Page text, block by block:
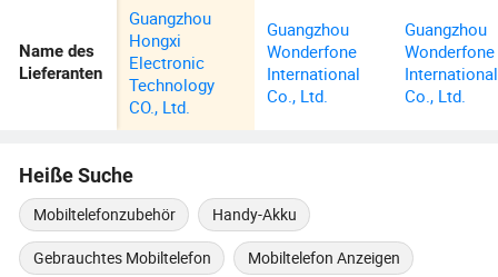
Name des
Lieferanten
Guangzhou
Hongxi
Electronic
Technology
CO., Ltd.
Guangzhou
Wonderfone
International
Co., Ltd.
Guangzhou
Wonderfone
International
Co., Ltd.
Heiße Suche
Mobiltelefonzubehör Handy-Akku
Gebrauchtes Mobiltelefon Mobiltelefon Anzeigen